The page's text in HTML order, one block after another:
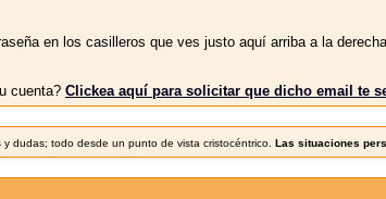
en los casilleros que ves justo aquí arriba a la
cuenta? Clickea aquí para solicitar que dicho email te
dudas; todo desde un punto de vista cristocéntrico. Las situaciones